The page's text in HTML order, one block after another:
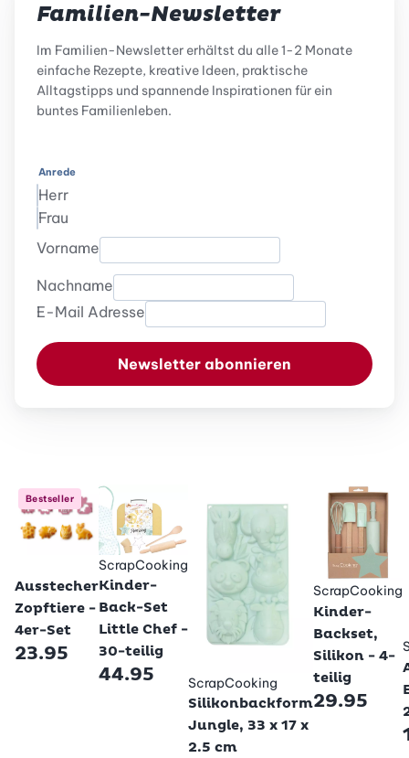
Familien-Newsletter
Im Familien-Newsletter erhältst du alle 1-2 Monate
einfache Rezepte, kreative Ideen, praktische
Alltagstipps und spannende Inspirationen für ein
buntes Familienleben.
Anrede
Herr
Frau
Vorname
Nachname
E-Mail Adresse
Newsletter abonnieren
Bestseller
Ausstecher
Zopftiere -
4er-Set
23.95
ScrapCooking
Kinder-
Back-Set
Little Chef -
30-teilig
44.95 ScrapCooking
Silikonbackform
Jungle, 33 x 17 x
2.5 cm
ScrapCooking
Kinder-
Backset,
Silikon - 4-
teilig
29.95